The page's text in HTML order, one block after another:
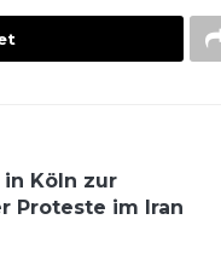
Köln zur
Proteste im Iran